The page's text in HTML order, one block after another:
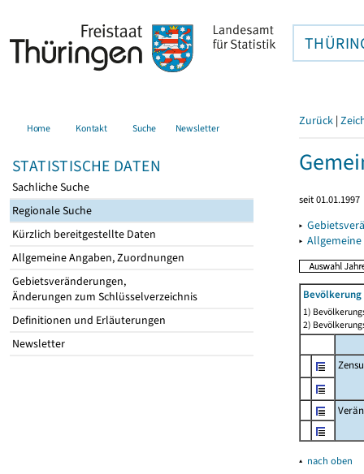
Home Kontakt Suche Newsletter
STATISTISCHE DATEN
Sachliche Suche
Regionale Suche
Kürzlich bereitgestellte Daten
Allgemeine Angaben, Zuordnungen
Gebietsveränderungen,
Änderungen zum Schlüsselverzeichnis
Definitionen und Erläuterungen
Newsletter
Zurück |
seit 01.01.1997
▸
▸
Bevölkerung
1)
2)
▴ nach oben